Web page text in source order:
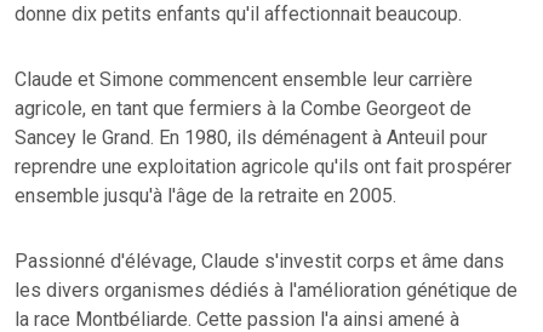
donne dix petits enfants qu'il affectionnait beaucoup.
Claude et Simone commencent ensemble leur carrière
agricole, en tant que fermiers à la Combe Georgeot de
Sancey le Grand. En 1980, ils déménagent à Anteuil pour
reprendre une exploitation agricole qu'ils ont fait prospérer
ensemble jusqu'à l'âge de la retraite en 2005.
Passionné d'élévage, Claude s'investit corps et âme dans
les divers organismes dédiés à l'amélioration génétique de
la race Montbéliarde. Cette passion l'a ainsi amené à